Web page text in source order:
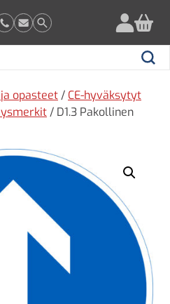
Hae
opasteet / CE-hyväksytyt
/ D1.3 Pakollinen